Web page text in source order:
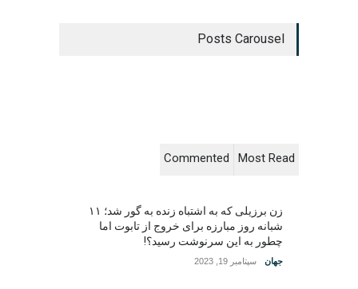
Posts Carousel
Most Read
Commented
زن برزیلی که به اشتباه زنده به گور شد؛ ۱۱
شبانه روز مبارزه برای خروج از تابوت اما
چطور به این سرنوشت رسید؟!
جهان سپتامبر 19, 2023